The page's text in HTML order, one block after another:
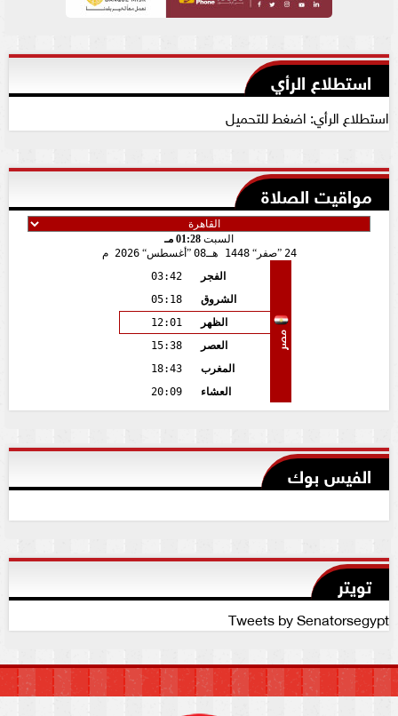
استطلاع الرأي
استطلاع الرأي: اضغط للتحميل
مواقيت الصلاة
السبت 01:28 مـ
24
صفر 1448 هـ 08 أغسطس 2026 م
مصر
الفجر
03:42
الشروق
05:18
الظهر
12:01
العصر
15:38
المغرب
18:43
العشاء
20:09
الفيس بوك
تويتر
Tweets by Senatorsegypt